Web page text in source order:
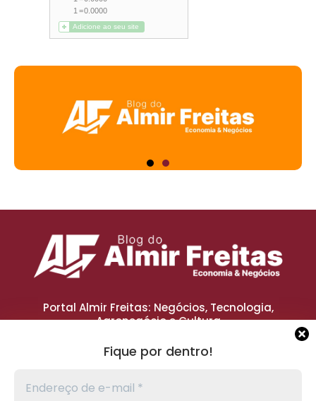
Fique por dentro!
Portal Almir Freitas: Negócios, Tecnologia,
Agronegócio e Cultura
principais setores do mercado,
trazendo novidades e insights sobre economia,